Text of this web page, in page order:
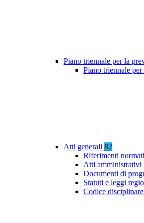
Piano triennale per la
Piano triennale
Atti generali 82
Riferimenti
Atti amministrativi
Documenti di
Statuti e leggi
Codice